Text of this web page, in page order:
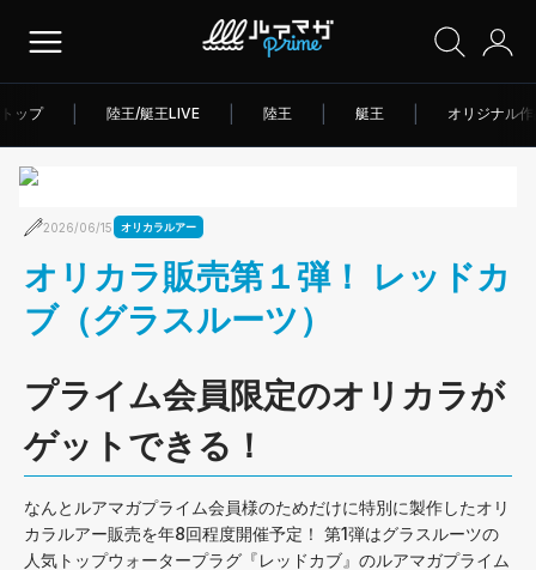
トップ 陸王/艇王LIVE 陸王 艇王 オリジナル
2026/06/15 オリカラルアー
オリカラ販売第１弾！ レッドカ
ブ（グラスルーツ）
プライム会員限定のオリカラが
ゲットできる！
なんとルアマガプライム会員様のためだけに特別に製作したオリ
カラルアー販売を年8回程度開催予定！ 第1弾はグラスルーツの
人気トップウォータープラグ『レッドカブ』のルアマガプライム